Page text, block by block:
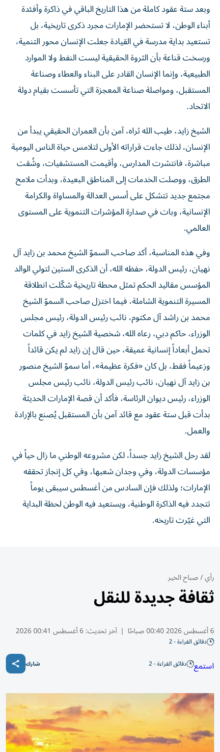
وبعد ستة عقود كاملة من هذا التاريخ الباقي في ذاكرة وأفئدة
أبناء الوطن، لا تستحضر الإمارات مجرد ذكرى تاريخية، بل
تستعيد بداية مدرسة في القيادة جعلت الإنسان محور التنمية،
ورسخت قناعة بأن الثروة الحقيقية ليست النفط ولا الموارد
الطبيعية، وإنما الإنسان القادر على البناء والعطاء وصناعة
المستقبل، ومواصلة صناعة المعجزة التي تأسست بقيام دولة
الاتحاد.
الشيخ زايد، طيب الله ثراه، آمن بأن العمران الحقيقي يبدأ من
الإنسان، لذلك جاءت قراراته الأولى لتلامس حياة الناس اليومية
مباشرة، فانتشرت المدارس، وأقيمت المستشفيات، وشُقت
الطرق، ووصلت الخدمات إلى المناطق البعيدة، وبدأت ملامح
مجتمع جديد تتشكل على أسس العدالة والمساواة والكرامة
الإنسانية، وبات في صدارة المؤشرات التنموية على المستوى
العالمي.
وفي هذه المناسبة، أكد صاحب السموّ الشيخ محمد بن زايد آل
نهيان، رئيس الدولة، حفظه الله، أن الذكرى الستين لتولي الوالد
المؤسس مقاليد الحكم تمثل محطة تاريخية شكّلت انطلاقة
المسيرة التنموية الشاملة، فيما اختزل صاحب السموّ الشيخ
محمد بن راشد آل مكتوم، نائب رئيس الدولة، رئيس مجلس
الوزراء، حاكم دبي، رعاه الله، شخصية الشيخ زايد في كلمات
تحمل أبعاداً إنسانية عميقة، حين قال إن زايد لم يكن قائداً
وزعيماً فقط، بل كان «فكرة عظيمة»، أما سموّ الشيخ منصور
بن زايد آل نهيان، نائب رئيس الدولة، نائب رئيس مجلس
الوزراء، رئيس ديوان الرئاسة، فأكد أن قصة الإمارات الحديثة
بدأت قبل ستة عقود مع قائد آمن بأن المستقبل يُصنع بالإرادة
والعمل.
لقد رحل الشيخ زايد جسداً، لكن مشروعه الوطني ما زال حياً في
مؤسسات الدولة، وفي وجدان شعبها، وفي كل إنجاز تحققه
الإمارات؛ ولذلك فإن السادس من أغسطس سيبقى يوماً
تتجدد فيه الذاكرة الوطنية، ويستعيد فيه الوطن لحظة البداية
التي غيّرت تاريخه.
رأي/صباح الخير
ثقافة جديدة للنقل
6 أغسطس 2026 00:40 صباحًا | آخر تحديث:6 أغسطس 00:41 2026
دقائق القراءة - 2
استمع دقائق القراءة - 2 شارك